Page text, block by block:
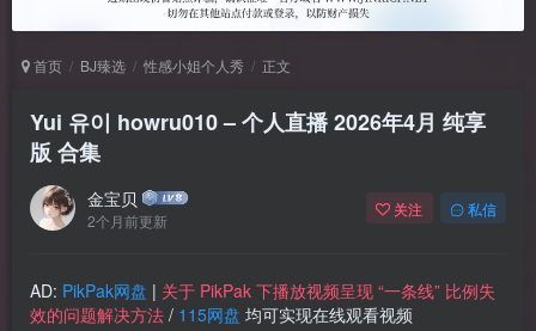
如何获得 Jinricp.net 网站邀请码
正版声明: 警惕盗版网站冒充 Jinricp.net [20260605更新]
首页 BJ臻选 性感小姐个人秀 正文
Yui 유이 howru010 – 个人直播 2026年4月 纯享
版 合集
金宝贝
2个月前更新
关注 私信
AD: PikPak网盘 | 关于 PikPak 下播放视频呈现 “一条线” 比例失
效的问题解决方法 / 115网盘 均可实现在线观看视频